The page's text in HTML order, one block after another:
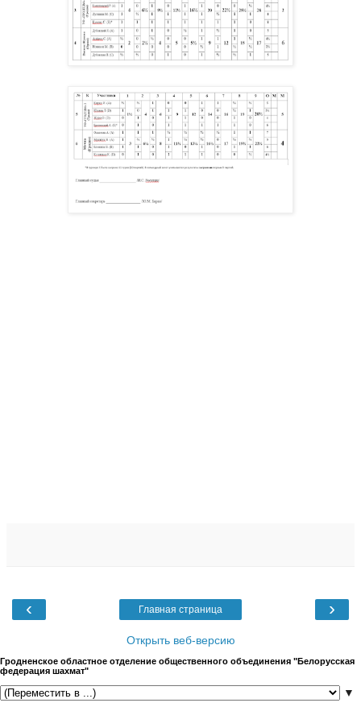
‹ ›
Главная страница
Открыть веб-версию
Гродненское областное отделение общественного объединения "Белорусская
федерация шахмат"
▼